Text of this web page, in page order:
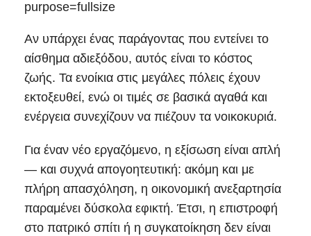
Αν υπάρχει ένας παράγοντας που εντείνει το
αίσθημα αδιεξόδου, αυτός είναι το κόστος
ζωής. Τα ενοίκια στις μεγάλες πόλεις έχουν
εκτοξευθεί, ενώ οι τιμές σε βασικά αγαθά και
ενέργεια συνεχίζουν να πιέζουν τα νοικοκυριά.
Για έναν νέο εργαζόμενο, η εξίσωση είναι απλή
— και συχνά απογοητευτική: ακόμη και με
πλήρη απασχόληση, η οικονομική ανεξαρτησία
παραμένει δύσκολα εφικτή. Έτσι, η επιστροφή
στο πατρικό σπίτι ή η συγκατοίκηση δεν είναι